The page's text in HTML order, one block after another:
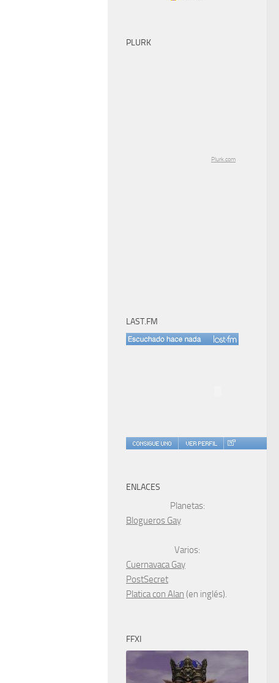
PLURK
Plurk.com
LAST.FM
ENLACES
Planetas:
Blogueros Gay
Varios:
Cuernavaca Gay
PostSecret
Platica con Alan (en inglés).
FFXI